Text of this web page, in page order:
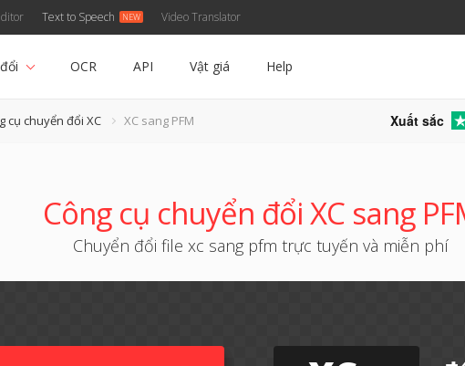
Text to Speech Video Translator
OCR API Vật giá Help
cụ chuyển đổi XC XC sang PFM Xuất sắc
Công cụ chuyển đổi XC sang
Chuyển đổi file xc sang pfm trực tuyến và miễn phí